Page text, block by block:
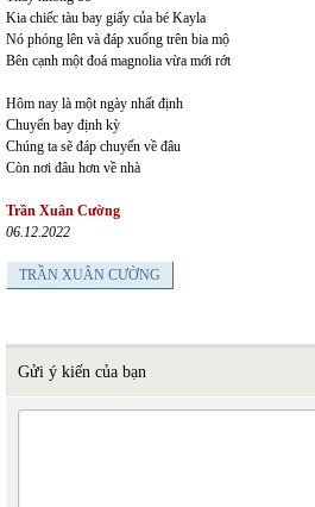
Kia chiếc tàu bay giấy của bé Kayla
Nó phóng lên và đáp xuống trên bia mộ
Bên cạnh một đoá magnolia vừa mới rớt
Hôm nay là một ngày nhất định
Chuyến bay định kỳ
Chúng ta sẽ đáp chuyến về đâu
Còn nơi đâu hơn về nhà
Trần Xuân Cường
06.12.2022
TRẦN XUÂN CƯỜNG
Gửi ý kiến của bạn